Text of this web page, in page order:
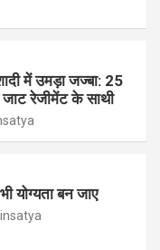
में उमड़ा जज्बा: 25
रेजीमेंट के साथी
योग्यता बन जाए